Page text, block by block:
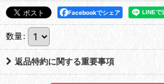
Facebookでシェア
数量:
返品特約に関する重要事項